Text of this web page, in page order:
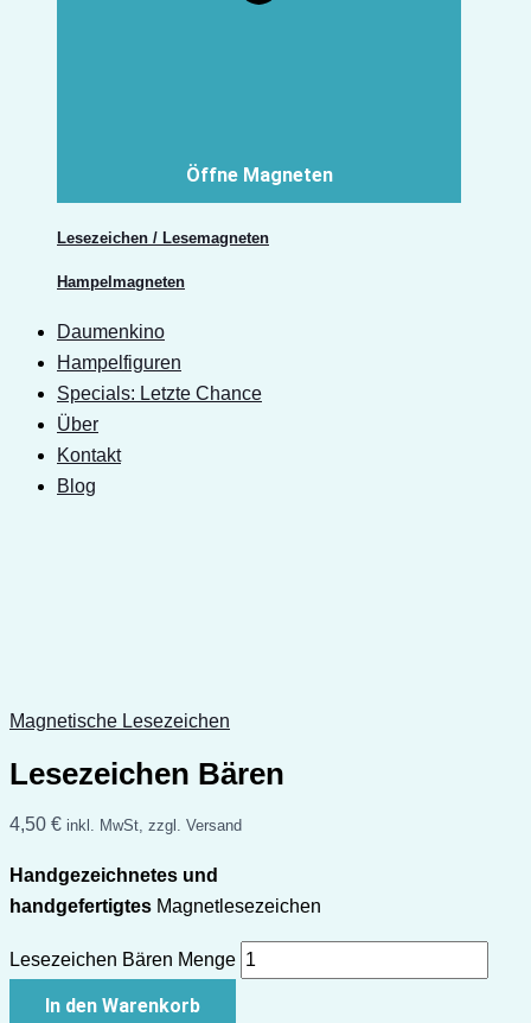
Öffne Magneten
Lesezeichen / Lesemagneten
Hampelmagneten
Daumenkino
Hampelfiguren
Specials: Letzte Chance
Über
Kontakt
Blog
Magnetische Lesezeichen
Lesezeichen Bären
4,50 € inkl. MwSt, zzgl. Versand
Handgezeichnetes und
handgefertigtes Magnetlesezeichen
Lesezeichen Bären Menge
In den Warenkorb